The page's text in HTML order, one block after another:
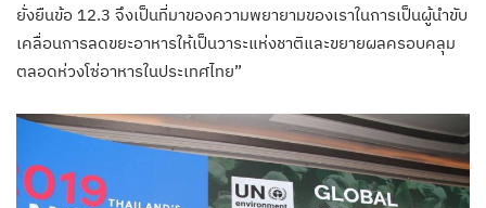
ยั่งยืนข้อ 12.3 จึงเป็นที่มาของความพยายามของเราในการเป็นผู้นำขับ
เคลื่อนการลดขยะอาหารให้เป็นวาระแห่งชาติและขยายผลครอบคลุม
ตลอดห่วงโซ่อาหารในประเทศไทย”